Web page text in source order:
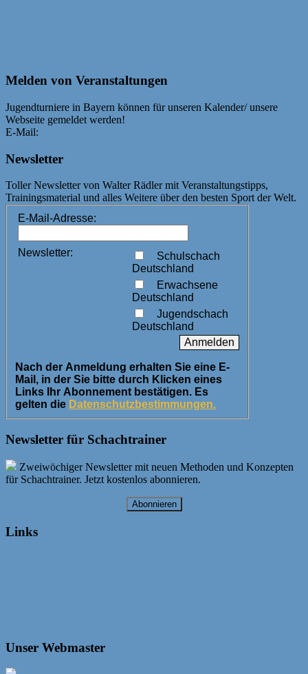
Melden von Veranstaltungen
Jugendturniere in Bayern können für unseren Kalender/ unsere
Webseite gemeldet werden!
E-Mail:
Newsletter
Toller Newsletter von Walter Rädler mit Veranstaltungstipps,
Trainingsmaterial und alles Weitere über den besten Sport der Welt.
E-Mail-Adresse:
Newsletter:
Schulschach
Deutschland
Erwachsene
Deutschland
Jugendschach
Deutschland
Nach der Anmeldung erhalten Sie eine E-
Mail, in der Sie bitte durch Klicken eines
Links Ihr Abonnement bestätigen. Es
gelten die Datenschutzbestimmungen.
Newsletter für Schachtrainer
Zweiwöchiger Newsletter mit neuen Methoden und Konzepten
für Schachtrainer. Jetzt kostenlos abonnieren.
Abonnieren
Links
Unser Webmaster